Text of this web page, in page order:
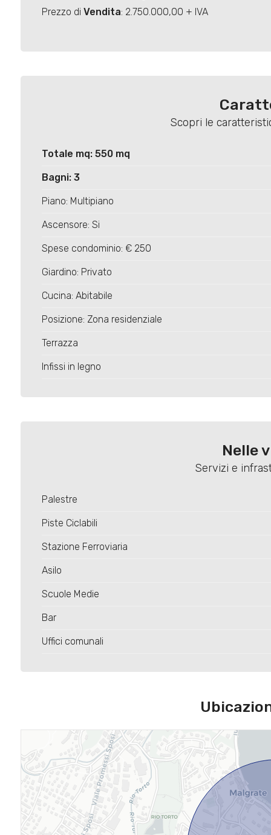
Prezzo di Vendita: 2.750.000,00 + IVA
Scopri le
Totale mq: 550 mq
Bagni: 3
Piano: Multipiano
Ascensore: Si
Spese condominio: € 250
Giardino: Privato
Cucina: Abitabile
Posizione: Zona residenziale
Terrazza
Infissi in legno
Nelle
Servizi e
Palestre
Piste Ciclabili
Stazione Ferroviaria
Asilo
Scuole Medie
Bar
Uffici comunali